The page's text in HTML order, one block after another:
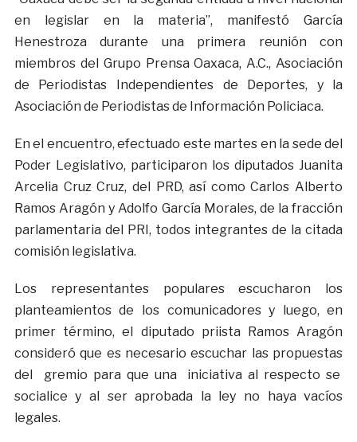
en legislar en la materia”, manifestó García
Henestroza durante una primera reunión con
miembros del Grupo Prensa Oaxaca, A.C., Asociación
de Periodistas Independientes de Deportes, y la
Asociación de Periodistas de Información Policiaca.
En el encuentro, efectuado este martes en la sede del
Poder Legislativo, participaron los diputados Juanita
Arcelia Cruz Cruz, del PRD, así como Carlos Alberto
Ramos Aragón y Adolfo García Morales, de la fracción
parlamentaria del PRI, todos integrantes de la citada
comisión legislativa.
Los representantes populares escucharon los
planteamientos de los comunicadores y luego, en
primer término, el diputado priista Ramos Aragón
consideró que es necesario escuchar las propuestas
del gremio para que una iniciativa al respecto se
socialice y al ser aprobada la ley no haya vacíos
legales.